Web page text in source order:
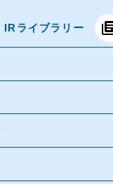
IRライブラリー